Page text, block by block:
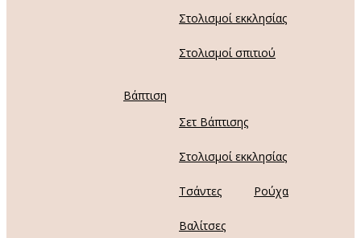
Στολισμοί εκκλησίας
Στολισμοί σπιτιού
Βάπτιση
Σετ Βάπτισης
Στολισμοί εκκλησίας
Τσάντες Ρούχα
Βαλίτσες